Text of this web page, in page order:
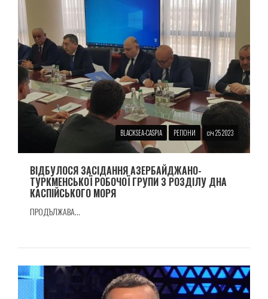
BLACKSEA-CASPIA РЕГІОНИ січ 25 2023
ВІДБУЛОСЯ ЗАСІДАННЯ АЗЕРБАЙДЖАНО-
ТУРКМЕНСЬКОЇ РОБОЧОЇ ГРУПИ З РОЗДІЛУ ДНА
КАСПІЙСЬКОГО МОРЯ
ПРОДЪЛЖАВА...